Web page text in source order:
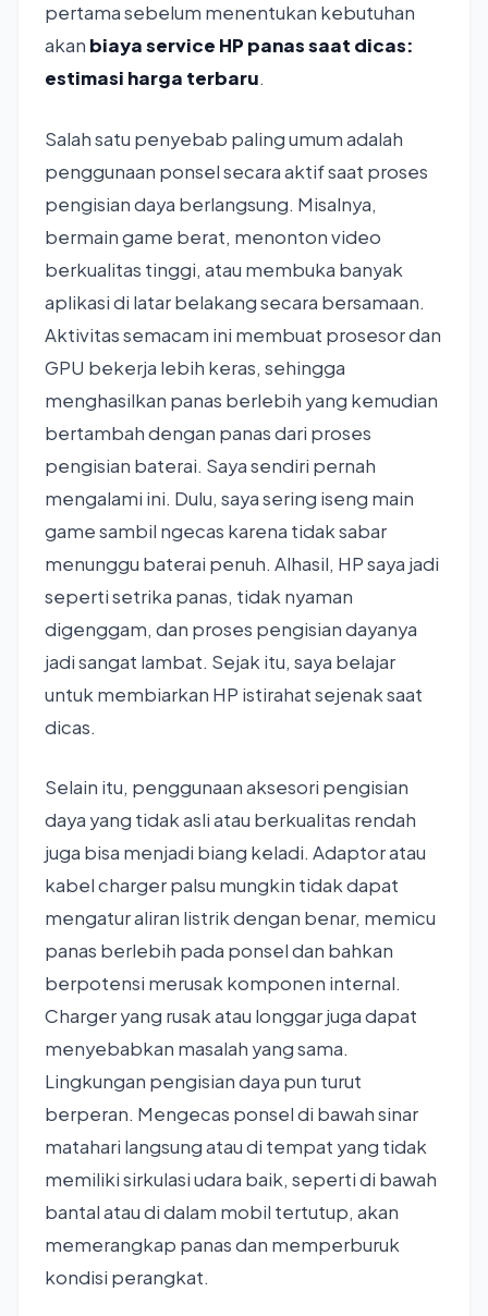
pertama sebelum menentukan kebutuhan
akan biaya service HP panas saat dicas:
estimasi harga terbaru.
Salah satu penyebab paling umum adalah
penggunaan ponsel secara aktif saat proses
pengisian daya berlangsung. Misalnya,
bermain game berat, menonton video
berkualitas tinggi, atau membuka banyak
aplikasi di latar belakang secara bersamaan.
Aktivitas semacam ini membuat prosesor dan
GPU bekerja lebih keras, sehingga
menghasilkan panas berlebih yang kemudian
bertambah dengan panas dari proses
pengisian baterai. Saya sendiri pernah
mengalami ini. Dulu, saya sering iseng main
game sambil ngecas karena tidak sabar
menunggu baterai penuh. Alhasil, HP saya jadi
seperti setrika panas, tidak nyaman
digenggam, dan proses pengisian dayanya
jadi sangat lambat. Sejak itu, saya belajar
untuk membiarkan HP istirahat sejenak saat
dicas.
Selain itu, penggunaan aksesori pengisian
daya yang tidak asli atau berkualitas rendah
juga bisa menjadi biang keladi. Adaptor atau
kabel charger palsu mungkin tidak dapat
mengatur aliran listrik dengan benar, memicu
panas berlebih pada ponsel dan bahkan
berpotensi merusak komponen internal.
Charger yang rusak atau longgar juga dapat
menyebabkan masalah yang sama.
Lingkungan pengisian daya pun turut
berperan. Mengecas ponsel di bawah sinar
matahari langsung atau di tempat yang tidak
memiliki sirkulasi udara baik, seperti di bawah
bantal atau di dalam mobil tertutup, akan
memerangkap panas dan memperburuk
kondisi perangkat.